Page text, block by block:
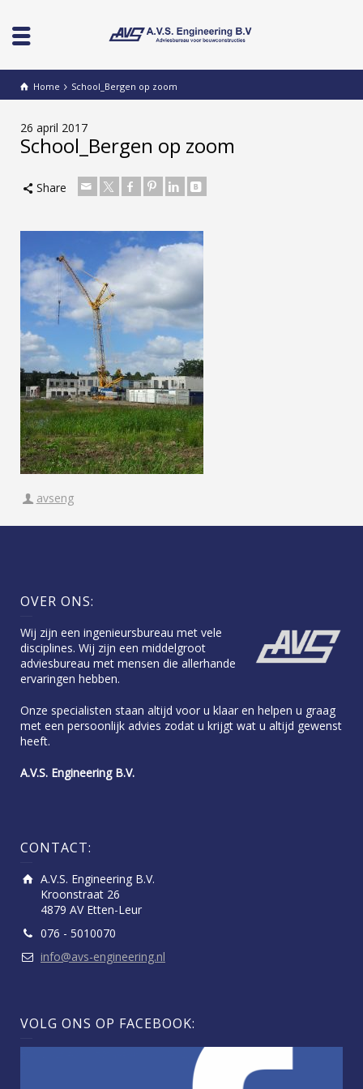
Home School_Bergen op zoom
26 april 2017
School_Bergen op zoom
Share
avseng
OVER ONS:
Wij zijn een ingenieursbureau met vele
disciplines. Wij zijn een middelgroot
adviesbureau met mensen die allerhande
ervaringen hebben.
Onze specialisten staan altijd voor u klaar en helpen u graag
met een persoonlijk advies zodat u krijgt wat u altijd gewenst
heeft.
A.V.S. Engineering B.V.
CONTACT:
A.V.S. Engineering B.V.
Kroonstraat 26
4879 AV Etten-Leur
076 - 5010070
info@avs-engineering.nl
VOLG ONS OP FACEBOOK: